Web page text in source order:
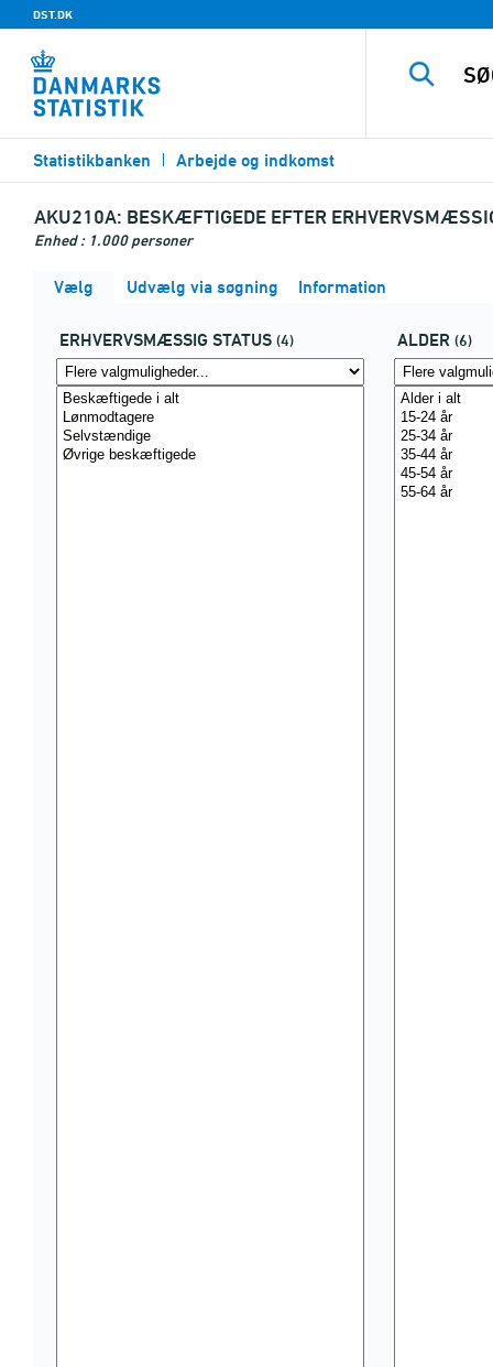
DST.DK
Statistikbanken Arbejde og indkomst
AKU210A: BESKÆFTIGEDE EFTER
Enhed : 1.000 personer
Vælg Udvælg via søgning Information
ERHVERVSMÆSSIG STATUS (4) ALDER (6)